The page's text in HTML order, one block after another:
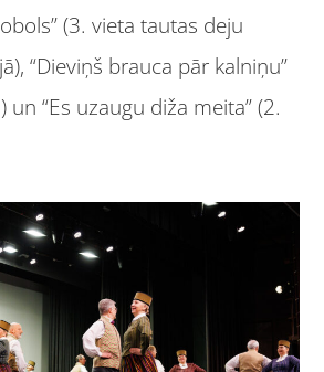
(3. vieta tautas deju
“Dieviņš brauca pār kalniņu”
un “Es uzaugu diža meita” (2.